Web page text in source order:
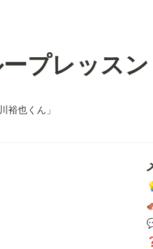
プレッスン
裕也くん」